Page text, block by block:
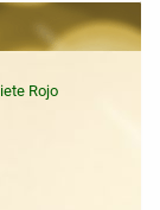
Rojo